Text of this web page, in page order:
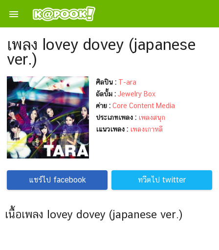

เพลง lovey dovey (japanese
ver.)
ศิลปิน : T-ara
อัลบั้ม : Jewelry Box
ค่าย : Core Content Media
ประเภทเพลง : เพลงสนุก
เแนวเพลง : เพลงเกาหลี
แชร์ไป facebook ทวีตไป twitter
เนื้อเพลง lovey dovey (japanese ver.)